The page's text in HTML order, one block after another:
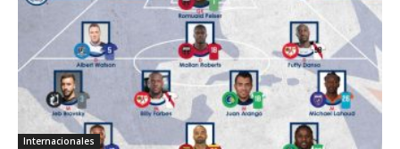
Internacionales